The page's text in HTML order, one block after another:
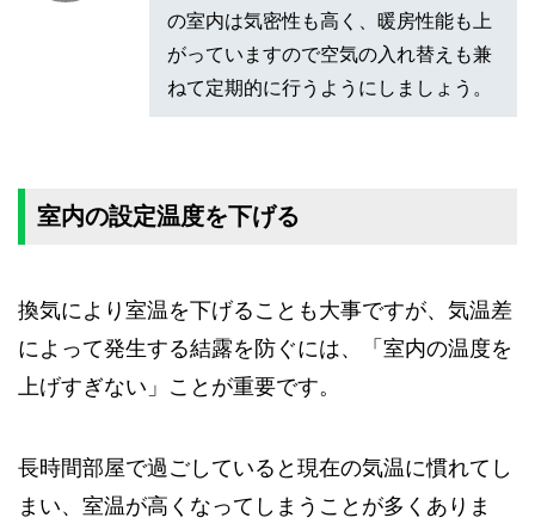
の室内は気密性も高く、暖房性能も上
がっていますので空気の入れ替えも兼
ねて定期的に行うようにしましょう。
室内の設定温度を下げる
換気により室温を下げることも大事ですが、気温差
によって発生する結露を防ぐには、「室内の温度を
上げすぎない」ことが重要です。
長時間部屋で過ごしていると現在の気温に慣れてし
まい、室温が高くなってしまうことが多くありま